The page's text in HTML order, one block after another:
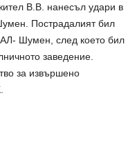
В.В. нанесъл удари в
Пострадалият бил
Шумен, след което бил
заведение.
за извършено